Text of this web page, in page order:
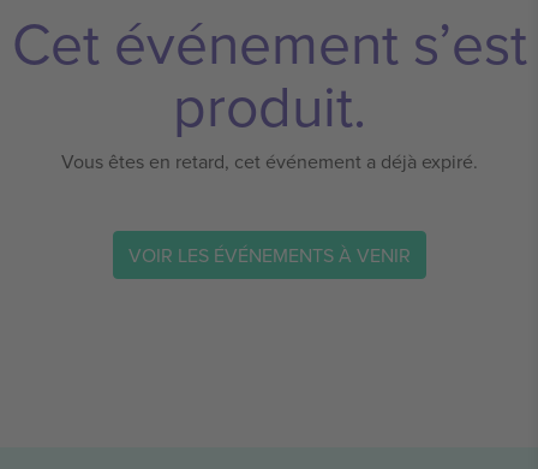
Cet événement s’est
produit.
Vous êtes en retard, cet événement a déjà expiré.
VOIR LES ÉVÉNEMENTS À VENIR